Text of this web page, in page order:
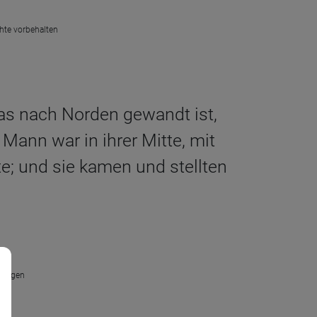
vorbehalten
nach Norden gewandt ist,
war in ihrer Mitte, mit
und sie kamen und stellten